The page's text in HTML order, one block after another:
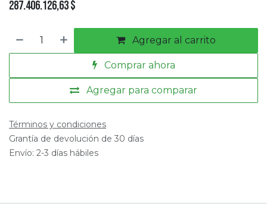
287.406.126,63$
Agregar al carrito
Comprar ahora
Agregar para comparar
Términos y condiciones
Grantía de devolución de 30 días
Envío: 2-3 días hábiles